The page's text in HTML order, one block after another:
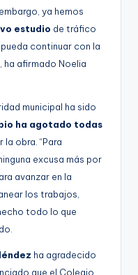
ya hemos
estudio de tráfico
continuar con la
ha afirmado Noelia
municipal ha sido
ha agotado todas
obra. “Para
excusa más por
avanzar en la
los trabajos,
todo lo que
ha agradecido
que el Colegio